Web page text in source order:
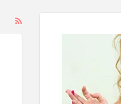
RSS